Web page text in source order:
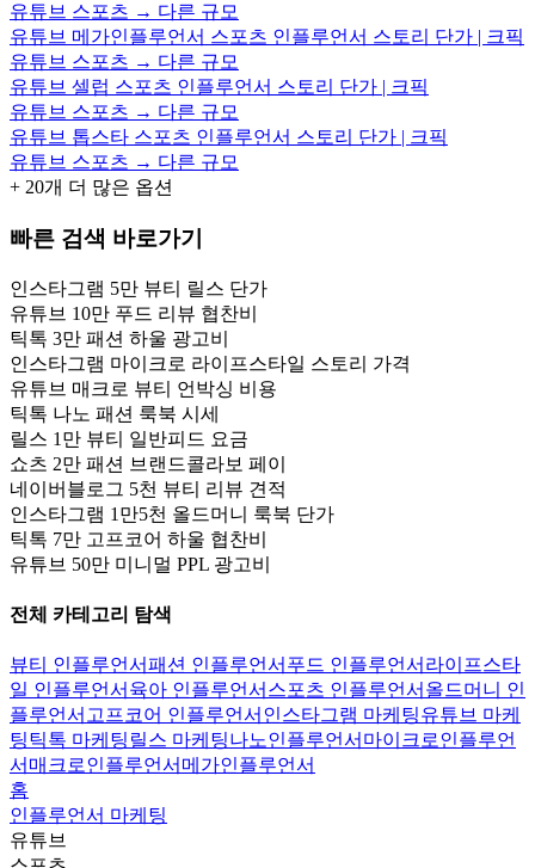
유튜브 스포츠 → 다른 규모
유튜브 메가인플루언서 스포츠 인플루언서 스토리 단가 | 크픽
유튜브 스포츠 → 다른 규모
유튜브 셀럽 스포츠 인플루언서 스토리 단가 | 크픽
유튜브 스포츠 → 다른 규모
유튜브 톱스타 스포츠 인플루언서 스토리 단가 | 크픽
유튜브 스포츠 → 다른 규모
+ 20개 더 많은 옵션
빠른 검색 바로가기
인스타그램 5만 뷰티 릴스 단가
유튜브 10만 푸드 리뷰 협찬비
틱톡 3만 패션 하울 광고비
인스타그램 마이크로 라이프스타일 스토리 가격
유튜브 매크로 뷰티 언박싱 비용
틱톡 나노 패션 룩북 시세
릴스 1만 뷰티 일반피드 요금
쇼츠 2만 패션 브랜드콜라보 페이
네이버블로그 5천 뷰티 리뷰 견적
인스타그램 1만5천 올드머니 룩북 단가
틱톡 7만 고프코어 하울 협찬비
유튜브 50만 미니멀 PPL 광고비
전체 카테고리 탐색
뷰티 인플루언서패션 인플루언서 푸드 인플루언서 라이프스타
일 인플루언서 육아 인플루언서 스포츠 인플루언서 올드머니 인
플루언서 고프코어 인플루언서 인스타그램 마케팅유튜브 마케
팅틱톡 마케팅 릴스 마케팅나노인플루언서 마이크로인플루언
서 매크로인플루언서 메가인플루언서
홈
인플루언서 마케팅
유튜브